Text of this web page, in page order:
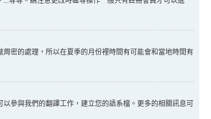
密的處理，所以在夏季的月份裡時間有可能會和當地時間有
參與我們的翻譯工作，建立您的語系檔。更多的相關訊息可